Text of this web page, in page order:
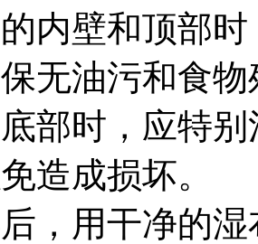
内壁和顶部
无油污和食物
部时，应特
造成损坏。
，用干净的